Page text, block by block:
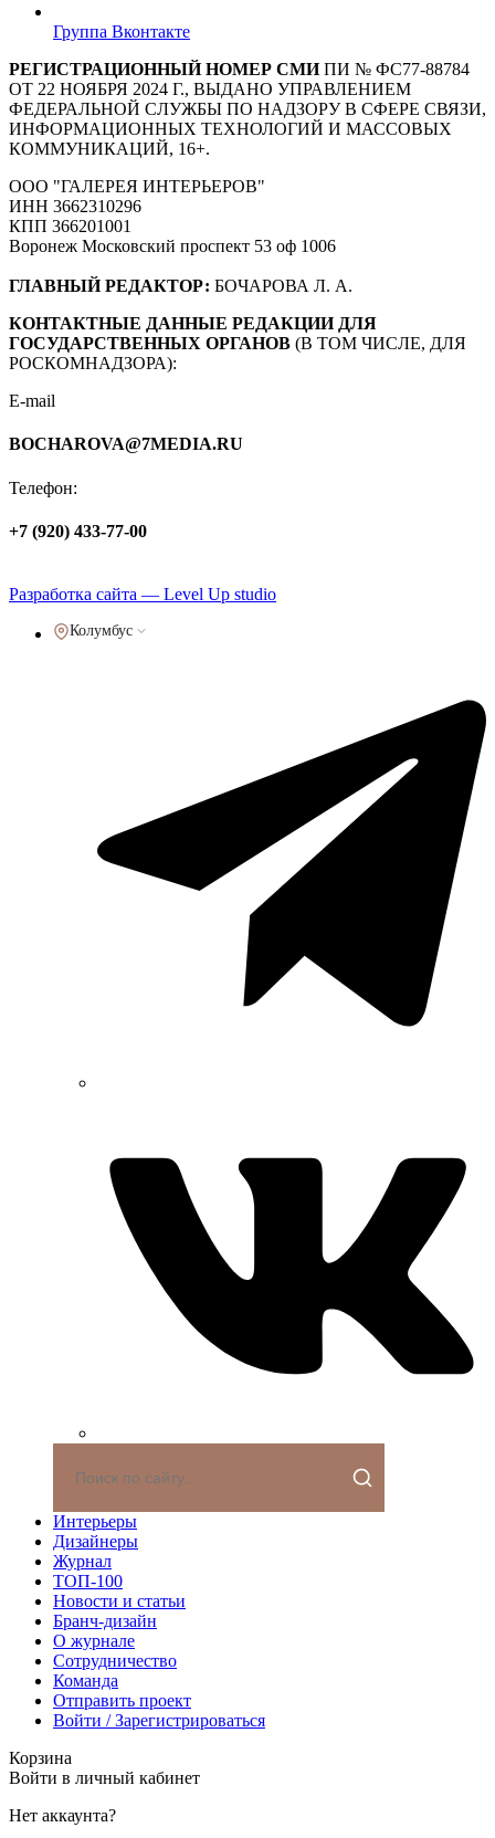
Группа Вконтакте
РЕГИСТРАЦИОННЫЙ НОМЕР СМИПИ № ФС77-88784
ОТ 22 НОЯБРЯ 2024 Г., ВЫДАНО УПРАВЛЕНИЕМ
ФЕДЕРАЛЬНОЙ СЛУЖБЫ ПО НАДЗОРУ В СФЕРЕ СВЯЗИ,
ИНФОРМАЦИОННЫХ ТЕХНОЛОГИЙ И МАССОВЫХ
КОММУНИКАЦИЙ, 16+.
ООО "ГАЛЕРЕЯ ИНТЕРЬЕРОВ"
ИНН 3662310296
КПП 366201001
Воронеж Московский проспект 53 оф 1006
ГЛАВНЫЙ РЕДАКТОР: БОЧАРОВА Л. А.
КОНТАКТНЫЕ ДАННЫЕ РЕДАКЦИИ ДЛЯ
ГОСУДАРСТВЕННЫХ ОРГАНОВ (В ТОМ ЧИСЛЕ, ДЛЯ
РОСКОМНАДЗОРА):
E-mail
BOCHAROVA@7MEDIA.RU
Телефон:
+7 (920) 433-77-00
Разработка сайта — Level Up studio
Колумбус
Интерьеры
Дизайнеры
Журнал
ТОП-100
Новости и статьи
Бранч-дизайн
О журнале
Сотрудничество
Команда
Отправить проект
Войти / Зарегистрироваться
Корзина
Войти в личный кабинет
Нет аккаунта?